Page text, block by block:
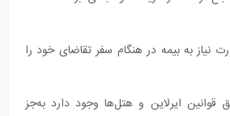
نیاز به بیمه در هنگام سفر تقاضای خود را
قوانین ایرلاین و هتل‌ها وجود دارد به‌جز